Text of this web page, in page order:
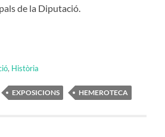
de la Diputació.
, Història
EXPOSICIONS HEMEROTECA